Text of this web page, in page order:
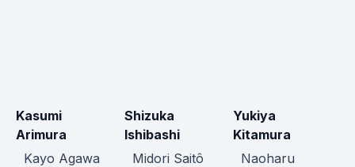
Kasumi
Arimura
Kayo Agawa
Shizuka
Ishibashi
Midori Saitô
Yukiya
Kitamura
Naoharu